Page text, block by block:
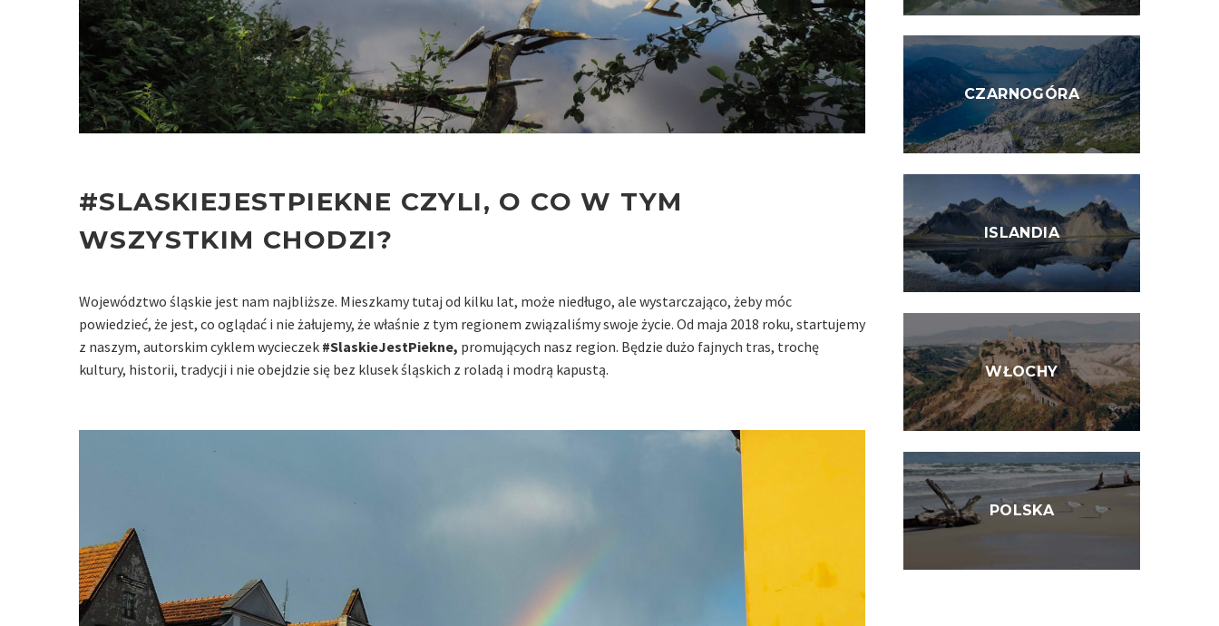
#SLASKIEJESTPIEKNE CZYLI, O CO W TYM
WSZYSTKIM CHODZI?
Województwo śląskie jest nam najbliższe. Mieszkamy tutaj od kilku lat, może niedługo, ale wystarczająco, żeby móc
powiedzieć, że jest, co oglądać i nie żałujemy, że właśnie z tym regionem związaliśmy swoje życie. Od maja 2018 roku, startujemy
z naszym, autorskim cyklem wycieczek #SlaskieJestPiekne, promujących nasz region. Będzie dużo fajnych tras, trochę
kultury, historii, tradycji i nie obejdzie się bez klusek śląskich z roladą i modrą kapustą.
CZARNOGÓRA
ISLANDIA
WŁOCHY
POLSKA